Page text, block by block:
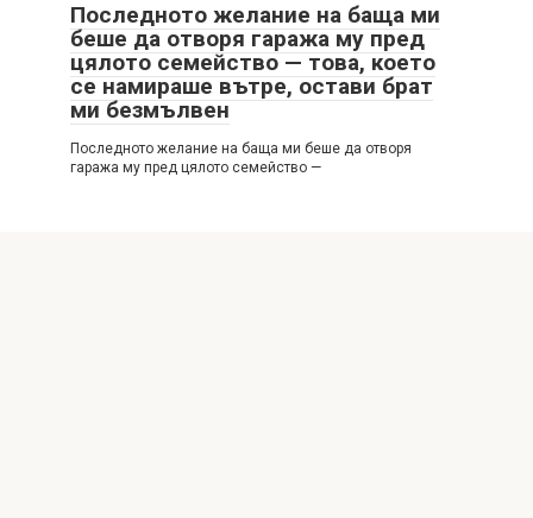
Последното желание на баща ми
беше да отворя гаража му пред
цялото семейство — това, което
се намираше вътре, остави брат
ми безмълвен
Последното желание на баща ми беше да отворя
гаража му пред цялото семейство —